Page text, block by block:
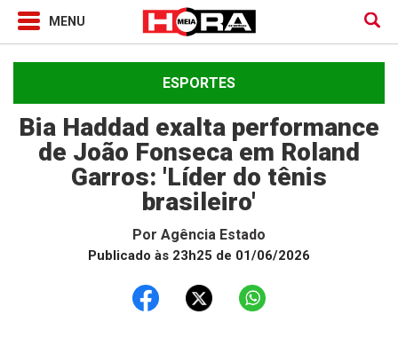
ESPORTES
Bia Haddad exalta performance
de João Fonseca em Roland
Garros: 'Líder do tênis
brasileiro'
Por Agência Estado
Publicado às 23h25 de 01/06/2026